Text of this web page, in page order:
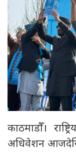
काठमाडौँ।
अधिवेशन